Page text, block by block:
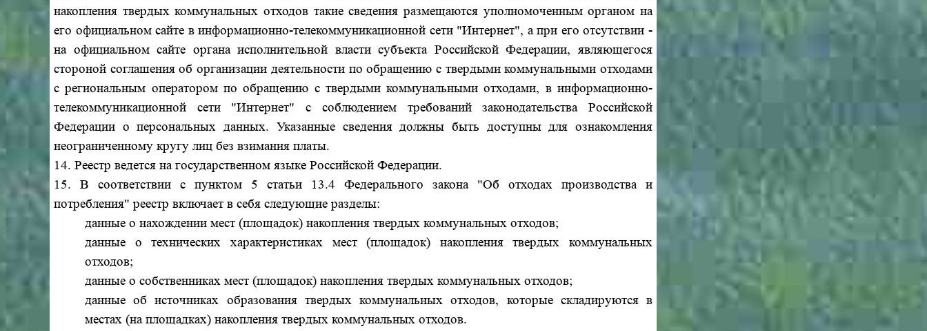
накопления твердых коммунальных отходов такие сведения размещаются уполномоченным органом на
его официальном сайте в информационно-телекоммуникационной сети "Интернет", а при его отсутствии -
на официальном сайте органа исполнительной власти субъекта Российской Федерации, являющегося
стороной соглашения об организации деятельности по обращению с твердыми коммунальными отходами
с региональным оператором по обращению с твердыми коммунальными отходами, в информационно-
телекоммуникационной сети "Интернет" с соблюдением требований законодательства Российской
Федерации о персональных данных. Указанные сведения должны быть доступны для ознакомления
неограниченному кругу лиц без взимания платы.
14. Реестр ведется на государственном языке Российской Федерации.
15. В соответствии с пунктом 5 статьи 13.4 Федерального закона "Об отходах производства и
потребления" реестр включает в себя следующие разделы:
данные о нахождении мест (площадок) накопления твердых коммунальных отходов;
данные о технических характеристиках мест (площадок) накопления твердых коммунальных
отходов;
данные о собственниках мест (площадок) накопления твердых коммунальных отходов;
данные об источниках образования твердых коммунальных отходов, которые складируются в
местах (на площадках) накопления твердых коммунальных отходов.